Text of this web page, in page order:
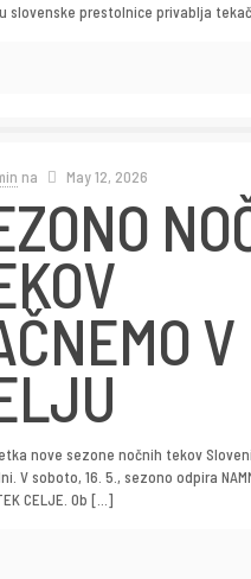
slovenske prestolnice privablja
na May 12, 2026
V
nove sezone nočnih tekov
V soboto, 16. 5., sezono odpira
CELJE. Ob […]